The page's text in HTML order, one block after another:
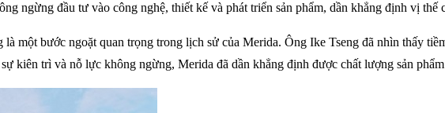
ngừng đầu tư vào công nghệ, thiết kế và phát triển sản phẩm, dần khẳng định vị thế
một bước ngoặt quan trọng trong lịch sử của Merida. Ông Ike Tseng đã nhìn thấy
kiên trì và nỗ lực không ngừng, Merida đã dần khẳng định được chất lượng sản